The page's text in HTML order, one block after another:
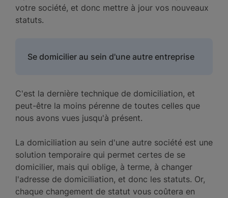
votre société, et donc mettre à jour vos nouveaux
statuts.
Se domicilier au sein d'une autre entreprise
C'est la dernière technique de domiciliation, et
peut-être la moins pérenne de toutes celles que
nous avons vues jusqu'à présent.
La domiciliation au sein d'une autre société est une
solution temporaire qui permet certes de se
domicilier, mais qui oblige, à terme, à changer
l'adresse de domiciliation, et donc les statuts. Or,
chaque changement de statut vous coûtera en